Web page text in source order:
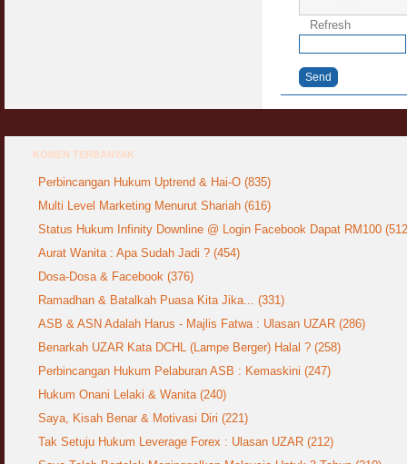
Refresh
Send
KOMEN TERBANYAK
Perbincangan Hukum Uptrend & Hai-O (835)
Multi Level Marketing Menurut Shariah (616)
Status Hukum Infinity Downline @ Login Facebook Dapat RM100
Aurat Wanita : Apa Sudah Jadi ? (454)
Dosa-Dosa & Facebook (376)
Ramadhan & Batalkah Puasa Kita Jika... (331)
ASB & ASN Adalah Harus - Majlis Fatwa : Ulasan UZAR (286)
Benarkah UZAR Kata DCHL (Lampe Berger) Halal ? (258)
Perbincangan Hukum Pelaburan ASB : Kemaskini (247)
Hukum Onani Lelaki & Wanita (240)
Saya, Kisah Benar & Motivasi Diri (221)
Tak Setuju Hukum Leverage Forex : Ulasan UZAR (212)